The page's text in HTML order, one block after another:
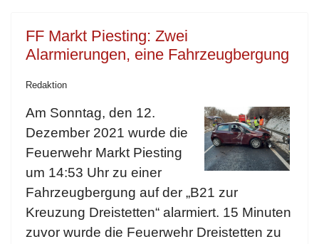
FF Markt Piesting: Zwei
Alarmierungen, eine Fahrzeugbergung
Redaktion
Am Sonntag, den 12.
Dezember 2021 wurde die
Feuerwehr Markt Piesting
um 14:53 Uhr zu einer
Fahrzeugbergung auf der „B21 zur
Kreuzung Dreistetten“ alarmiert. 15 Minuten
zuvor wurde die Feuerwehr Dreistetten zu